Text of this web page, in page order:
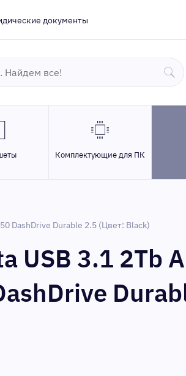
документы
Комплектующие для ПК
DashDrive Durable 2.5 (Цвет: Black)
USB 3.1 2Tb